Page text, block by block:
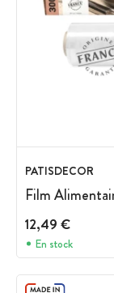
PATISDECOR
Film
12,49 €
En stock